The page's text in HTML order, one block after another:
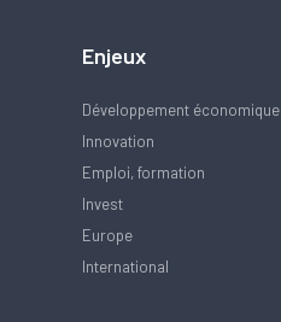
Enjeux
Développement économique
Innovation
Emploi, formation
Invest
Europe
International